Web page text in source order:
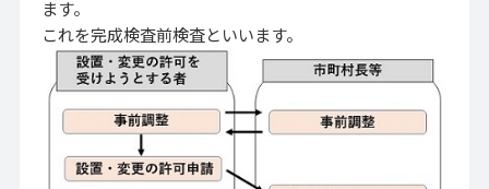
ます。
これを完成検査前検査といいます。